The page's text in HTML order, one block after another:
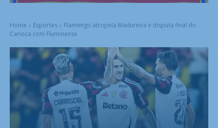
Home Esportes
Flamengo atropela Madureira e disputa final do
Carioca com Fluminense